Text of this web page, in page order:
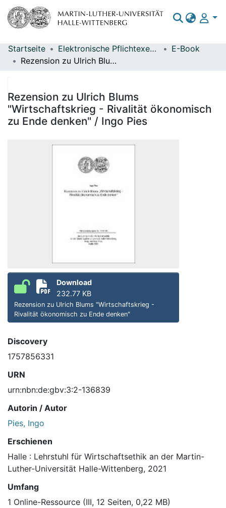
Bereiche & Sammlungen
Statistiken
Startseite Elektronische Pflichtexemplare
E-Book
Rezension zu Ulrich Blums "Wirtschaftskrieg - Rivalität ökonomisch zu Ende denken" / Ingo Pies
Rezension zu Ulrich Blums
"Wirtschaftskrieg - Rivalität ökonomisch
zu Ende denken" / Ingo Pies
Download
232.77 KB
Rezension zu Ulrich Blums "Wirtschaftskrieg -
Rivalität ökonomisch zu Ende denken"
Discovery
1757856331
URN
urn:nbn:de:gbv:3:2-136839
Autorin / Autor
Pies, Ingo
Erschienen
Halle : Lehrstuhl für Wirtschaftsethik an der Martin-
Luther-Universität Halle-Wittenberg, 2021
Umfang
1 Online-Ressource (III, 12 Seiten, 0,22 MB)